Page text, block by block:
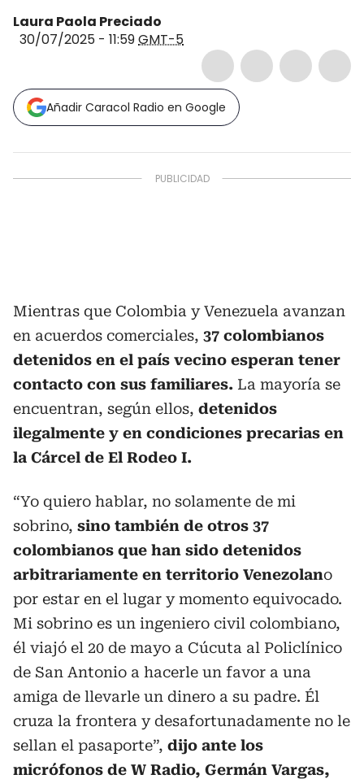
Laura Paola Preciado
30/07/2025 - 11:59GMT-5
Añadir Caracol Radio en Google
Mientras que Colombia y Venezuela avanzan
en acuerdos comerciales, 37 colombianos
detenidos en el país vecino esperan tener
contacto con sus familiares. La mayoría se
encuentran, según ellos, detenidos
ilegalmente y en condiciones precarias en
la Cárcel de El Rodeo I.
“Yo quiero hablar, no solamente de mi
sobrino, sino también de otros 37
colombianos que han sido detenidos
arbitrariamente en territorio Venezolano
por estar en el lugar y momento equivocado.
Mi sobrino es un ingeniero civil colombiano,
él viajó el 20 de mayo a Cúcuta al Policlínico
de San Antonio a hacerle un favor a una
amiga de llevarle un dinero a su padre. Él
cruza la frontera y desafortunadamente no le
sellan el pasaporte”, dijo ante los
micrófonos de W Radio, Germán Vargas,